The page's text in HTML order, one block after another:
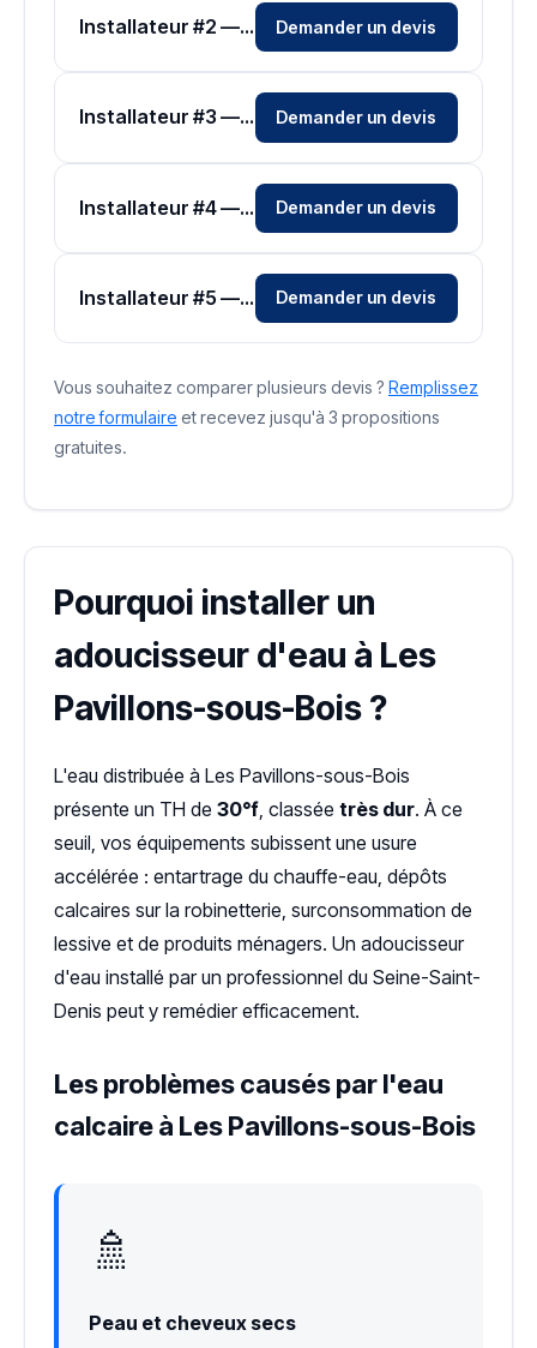
Installateur #2 — Zone Seine-Saint-Denis Demander un devis
Installateur #3 — Zone Seine-Saint-Denis Demander un devis
Installateur #4 — Zone Seine-Saint-Denis Demander un devis
Installateur #5 — Zone Seine-Saint-Denis Demander un devis
Vous souhaitez comparer plusieurs devis ? Remplissez
notre formulaire et recevez jusqu'à 3 propositions
gratuites.
Pourquoi installer un
adoucisseur d'eau à Les
Pavillons-sous-Bois ?
L'eau distribuée à Les Pavillons-sous-Bois
présente un TH de 30°f , classée très dur. À ce
seuil, vos équipements subissent une usure
accélérée : entartrage du chauffe-eau, dépôts
calcaires sur la robinetterie, surconsommation de
lessive et de produits ménagers. Un adoucisseur
d'eau installé par un professionnel du Seine-Saint-
Denis peut y remédier efficacement.
Les problèmes causés par l'eau
calcaire à Les Pavillons-sous-Bois
🚿
Peau et cheveux secs